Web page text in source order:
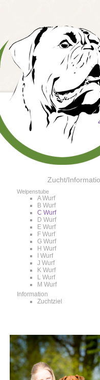
Zucht/
Welpenstube
A Wurf
B Wurf
C Wurf
D Wurf
E Wurf
F Wurf
G Wurf
H Wurf
I Wurf
J Wurf
K Wurf
L Wurf
M Wurf
Information
Zuchtziel